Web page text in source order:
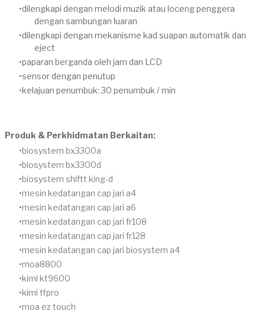
dilengkapi dengan melodi muzik atau loceng penggera
dengan sambungan luaran
dilengkapi dengan mekanisme kad suapan automatik dan
eject
paparan berganda oleh jam dan LCD
sensor dengan penutup
kelajuan penumbuk: 30 penumbuk / min
Produk & Perkhidmatan Berkaitan:
​biosystem bx3300a
​biosystem bx3300d
biosystem shiftt king-d
mesin kedatangan cap jari a4
mesin kedatangan cap jari a6
mesin kedatangan cap jari fr108
mesin kedatangan cap jari fr128
mesin kedatangan cap jari biosystem a4
moa8800
kimi kt9600
kimi ffpro
moa ez touch